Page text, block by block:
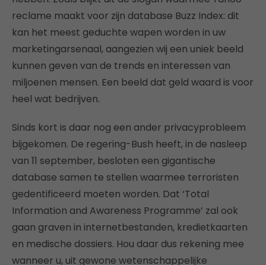
reclame maakt voor zijn database Buzz Index: dit
kan het meest geduchte wapen worden in uw
marketingarsenaal, aangezien wij een uniek beeld
kunnen geven van de trends en interessen van
miljoenen mensen. Een beeld dat geld waard is voor
heel wat bedrijven.
Sinds kort is daar nog een ander privacyprobleem
bijgekomen. De regering-Bush heeft, in de nasleep
van 11 september, besloten een gigantische
database samen te stellen waarmee terroristen
gedentificeerd moeten worden. Dat ‘Total
Information and Awareness Programme’ zal ook
gaan graven in internetbestanden, kredietkaarten
en medische dossiers. Hou daar dus rekening mee
wanneer u, uit gewone wetenschappelijke